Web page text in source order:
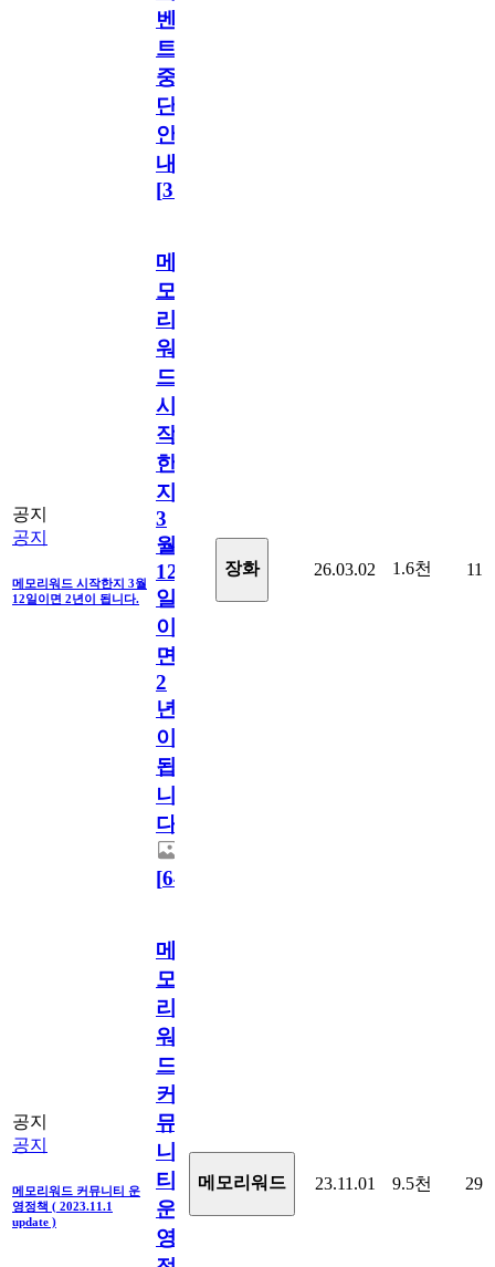
벤
트
중
단
안
내
[31
공지
공지
메모리워드 시작한지 3월
12일이면 2년이 됩니다.
메
모
리
워
드
시
작
한
지
3
월
12
일
이
면
2
년
이
됩
니
다.
[64
장화 26.03.02 1.6천 11
공지
공지
메모리워드 커뮤니티 운
영정책 ( 2023.11.1
update )
메
모
리
워
드
커
뮤
니
티
운
영
메모리워드 23.11.01 9.5천 29